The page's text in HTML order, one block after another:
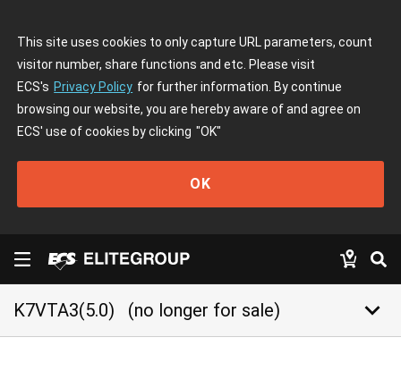
This site uses cookies to only capture URL parameters, count
visitor number, share functions and etc. Please visit
ECS's Privacy Policy for further information. By continue
browsing our website, you are hereby aware of and agree on
ECS' use of cookies by clicking "OK"
OK
K7VTA3(5.0) (no longer for sale) keyboard_arrow_down